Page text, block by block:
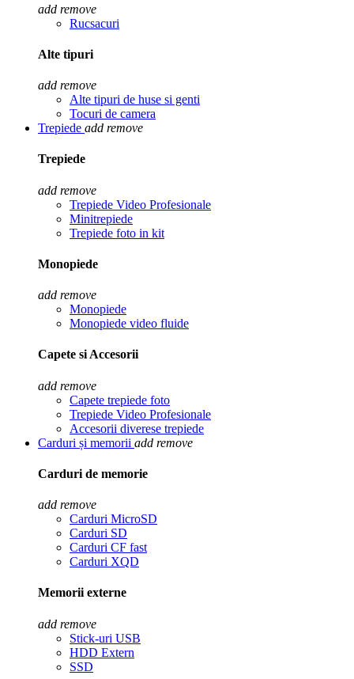
add remove
Rucsacuri
Alte tipuri
add remove
Alte tipuri de huse si genti
Tocuri de camera
Trepiede add remove
Trepiede
add remove
Trepiede Video Profesionale
Minitrepiede
Trepiede foto in kit
Monopiede
add remove
Monopiede
Monopiede video fluide
Capete si Accesorii
add remove
Capete trepiede foto
Trepiede Video Profesionale
Accesorii diverese trepiede
Carduri și memorii add remove
Carduri de memorie
add remove
Carduri MicroSD
Carduri SD
Carduri CF fast
Carduri XQD
Memorii externe
add remove
Stick-uri USB
HDD Extern
SSD